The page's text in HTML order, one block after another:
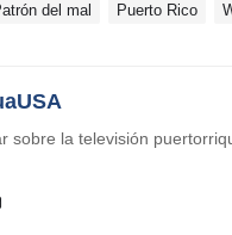
del mal Puerto Rico
sobre la televisión